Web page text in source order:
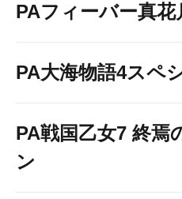
PAフィーバー真
PA大海物語4スペ
PA戦国乙女7 終焉
ン